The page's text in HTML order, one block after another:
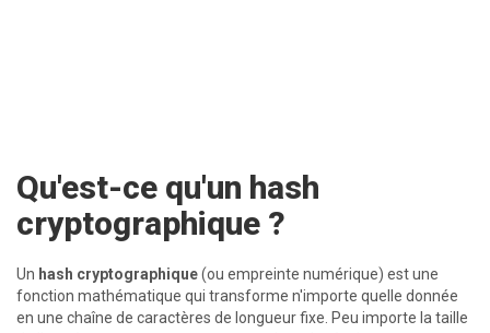
Qu'est-ce qu'un hash
cryptographique ?
Un hash cryptographique(ou empreinte numérique) est une
fonction mathématique qui transforme n'importe quelle donnée
en une chaîne de caractères de longueur fixe. Peu importe la taille